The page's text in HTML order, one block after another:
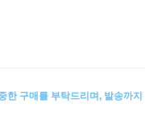
한 구매를 부탁드리며, 발송까지